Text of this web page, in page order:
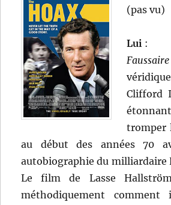
(pas vu)
Lui :
Faussaire
Clifford
tromper
au début des années 70
autobiographie du milliardaire
Le film de Lasse
méthodiquement